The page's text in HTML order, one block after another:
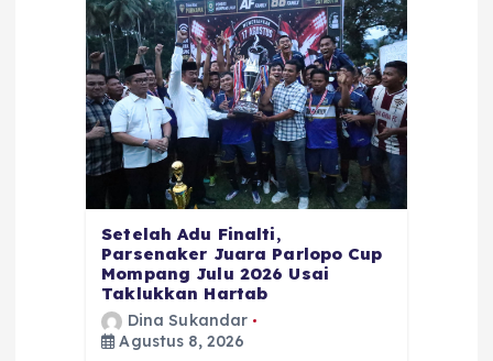
Setelah Adu Finalti,
Parsenaker Juara Parlopo Cup
Mompang Julu 2026 Usai
Taklukkan Hartab
Dina Sukandar
Agustus 8, 2026